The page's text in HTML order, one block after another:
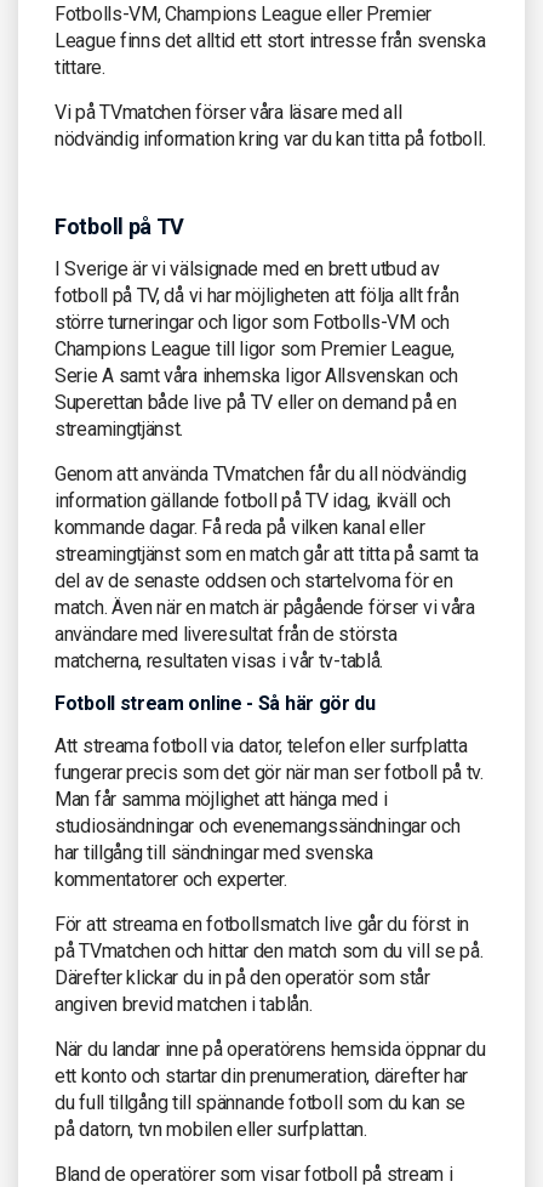
Fotbolls-VM, Champions League eller Premier
League finns det alltid ett stort intresse från svenska
tittare.
Vi på TVmatchen förser våra läsare med all
nödvändig information kring var du kan titta på fotboll.
Fotboll på TV
I Sverige är vi välsignade med en brett utbud av
fotboll på TV, då vi har möjligheten att följa allt från
större turneringar och ligor som Fotbolls-VM och
Champions League till ligor som Premier League,
Serie A samt våra inhemska ligor Allsvenskan och
Superettan både live på TV eller on demand på en
streamingtjänst.
Genom att använda TVmatchen får du all nödvändig
information gällande fotboll på TV idag, ikväll och
kommande dagar. Få reda på vilken kanal eller
streamingtjänst som en match går att titta på samt ta
del av de senaste oddsen och startelvorna för en
match. Även när en match är pågående förser vi våra
användare med liveresultat från de största
matcherna, resultaten visas i vår tv-tablå.
Fotboll stream online - Så här gör du
Att streama fotboll via dator, telefon eller surfplatta
fungerar precis som det gör när man ser fotboll på tv.
Man får samma möjlighet att hänga med i
studiosändningar och evenemangssändningar och
har tillgång till sändningar med svenska
kommentatorer och experter.
För att streama en fotbollsmatch live går du först in
på TVmatchen och hittar den match som du vill se på.
Därefter klickar du in på den operatör som står
angiven brevid matchen i tablån.
När du landar inne på operatörens hemsida öppnar du
ett konto och startar din prenumeration, därefter har
du full tillgång till spännande fotboll som du kan se
på datorn, tvn mobilen eller surfplattan.
Bland de operatörer som visar fotboll på stream i